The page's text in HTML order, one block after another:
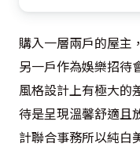
購入一層兩戶的屋主
另一戶作為娛樂招待
風格設計上有極大的
待是呈現溫馨舒適且
計聯合事務所以純白